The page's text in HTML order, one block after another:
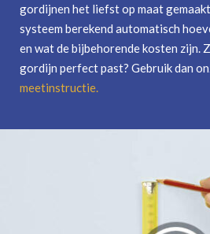
gordijnen het liefst op maat
systeem berekend automatisch
en wat de bijbehorende kosten zijn.
gordijn perfect past? Gebruik dan
meetinstructie.